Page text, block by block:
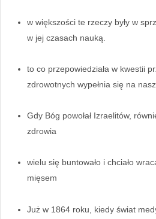
w większości te rzeczy były w
w jej czasach nauką.
to co przepowiedziała w kwestii
zdrowotnych wypełnia się na
Gdy Bóg powołał Izraelitów,
zdrowia
wielu się buntowało i chciało
mięsem
Już w 1864 roku, kiedy świat